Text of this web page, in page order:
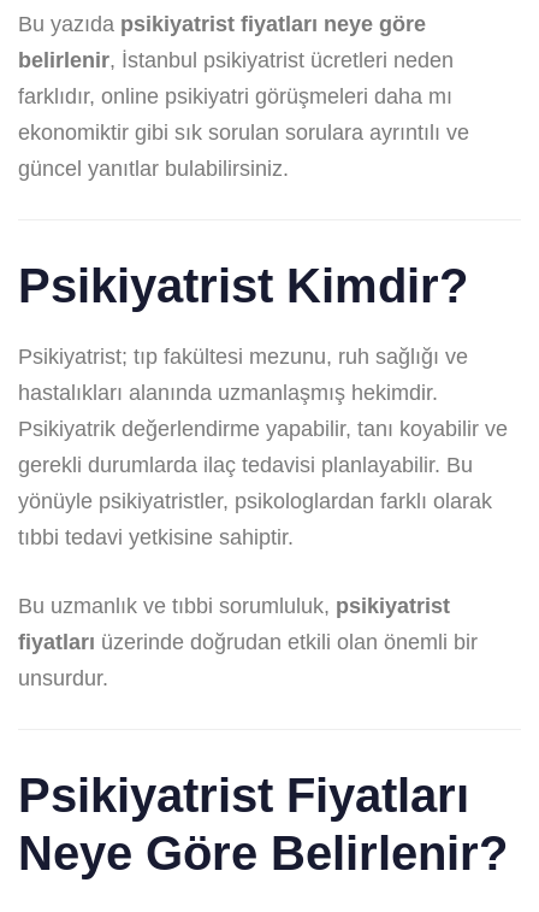
Bu yazıda psikiyatrist fiyatları neye göre
belirlenir, İstanbul psikiyatrist ücretleri neden
farklıdır, online psikiyatri görüşmeleri daha mı
ekonomiktir gibi sık sorulan sorulara ayrıntılı ve
güncel yanıtlar bulabilirsiniz.
Psikiyatrist Kimdir?
Psikiyatrist; tıp fakültesi mezunu, ruh sağlığı ve
hastalıkları alanında uzmanlaşmış hekimdir.
Psikiyatrik değerlendirme yapabilir, tanı koyabilir ve
gerekli durumlarda ilaç tedavisi planlayabilir. Bu
yönüyle psikiyatristler, psikologlardan farklı olarak
tıbbi tedavi yetkisine sahiptir.
Bu uzmanlık ve tıbbi sorumluluk, psikiyatrist
fiyatları üzerinde doğrudan etkili olan önemli bir
unsurdur.
Psikiyatrist Fiyatları
Neye Göre Belirlenir?